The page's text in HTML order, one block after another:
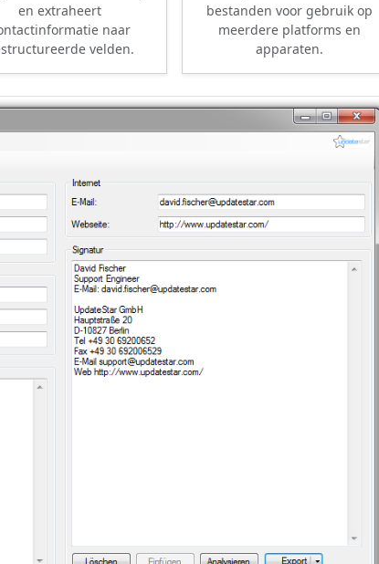
en extraheert
naar
velden.
bestanden voor gebruik op
meerdere platforms en
apparaten.